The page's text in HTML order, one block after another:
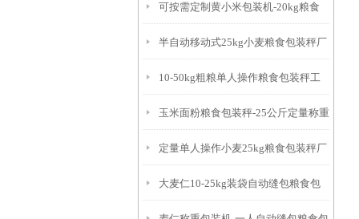
装秤厂家
可按需定制黄小米包装机-20kg粮食
包装秤简介
半自动移动式25kg小麦粮食包装秤厂
家
10-50kg粗粮单人操作粮食包装秤工
作原理
玉米面粉粮食包装秤-25公斤定量称重
打包机简介
定量单人操作小麦25kg粮食包装秤厂
家
大麦仁10-25kg装袋自动缝包粮食包